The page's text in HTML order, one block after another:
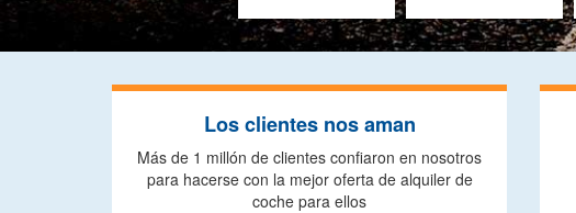
Los clientes nos aman
Más de 1 millón de clientes confiaron en nosotros
para hacerse con la mejor oferta de alquiler de
coche para ellos